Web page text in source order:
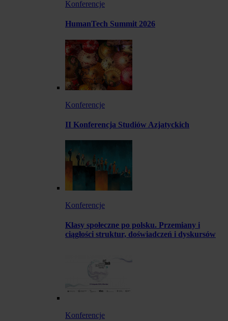
Konferencje
HumanTech Summit 2026
Konferencje
II Konferencja Studiów Azjatyckich
Konferencje
Klasy społeczne po polsku. Przemiany i
ciągłości struktur, doświadczeń i dyskursów
Konferencje